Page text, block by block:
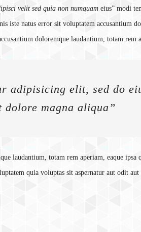
velit sed quia non numquam eius” modi
iste natus error sit voluptatem accusantium
doloremque laudantium, totam rem
adipisicing elit, sed do
magna aliqua”
laudantium, totam rem aperiam, eaque ipsa
quia voluptas sit aspernatur aut odit